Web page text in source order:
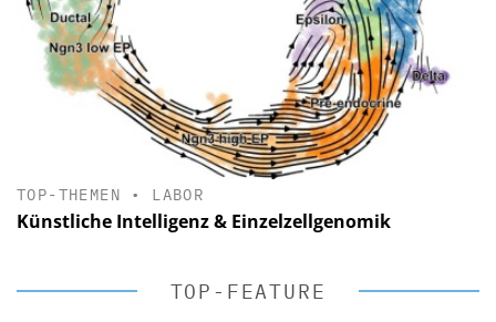
TOP-THEMEN • LABOR
Künstliche Intelligenz & Einzelzellgenomik
TOP-FEATURE